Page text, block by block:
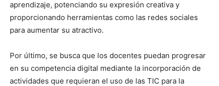
aprendizaje, potenciando su expresión creativa y
proporcionando herramientas como las redes sociales
para aumentar su atractivo.
Por último, se busca que los docentes puedan progresar
en su competencia digital mediante la incorporación de
actividades que requieran el uso de las TIC para la